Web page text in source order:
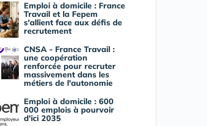
Emploi à domicile : France
Travail et la Fepem
s'allient face aux défis de
recrutement
CNSA - France Travail :
une coopération
renforcée pour recruter
massivement dans les
métiers de l'autonomie
Emploi à domicile : 600
000 emplois à pourvoir
d'ici 2035